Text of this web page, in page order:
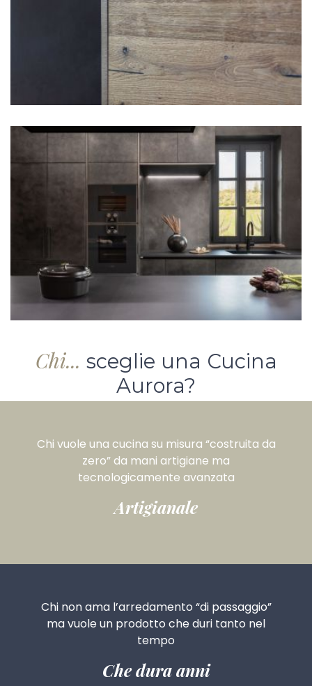
Chi... sceglie una Cucina
Aurora?
Chi vuole una cucina su misura “costruita da
zero” da mani artigiane ma
tecnologicamente avanzata
Artigianale
Chi non ama l’arredamento “di passaggio”
ma vuole un prodotto che duri tanto nel
tempo
Che dura anni